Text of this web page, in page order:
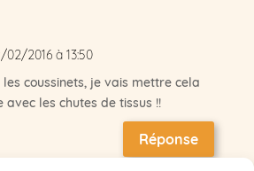
02/2016 à 13:50
les coussinets, je vais mettre cela
les chutes de tissus !!
Réponse